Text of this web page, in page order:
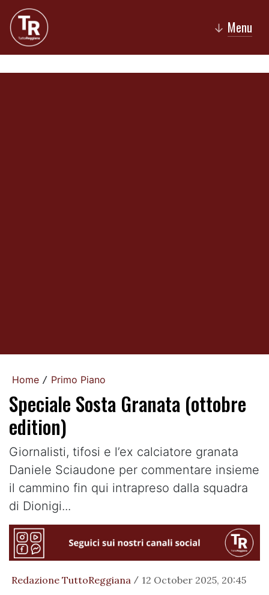
↓ Menu
Home / Primo Piano
Speciale Sosta Granata (ottobre
edition)
Giornalisti, tifosi e l’ex calciatore granata
Daniele Sciaudone per commentare insieme
il cammino fin qui intrapreso dalla squadra
di Dionigi...
Redazione TuttoReggiana / 12 October 2025, 20:45